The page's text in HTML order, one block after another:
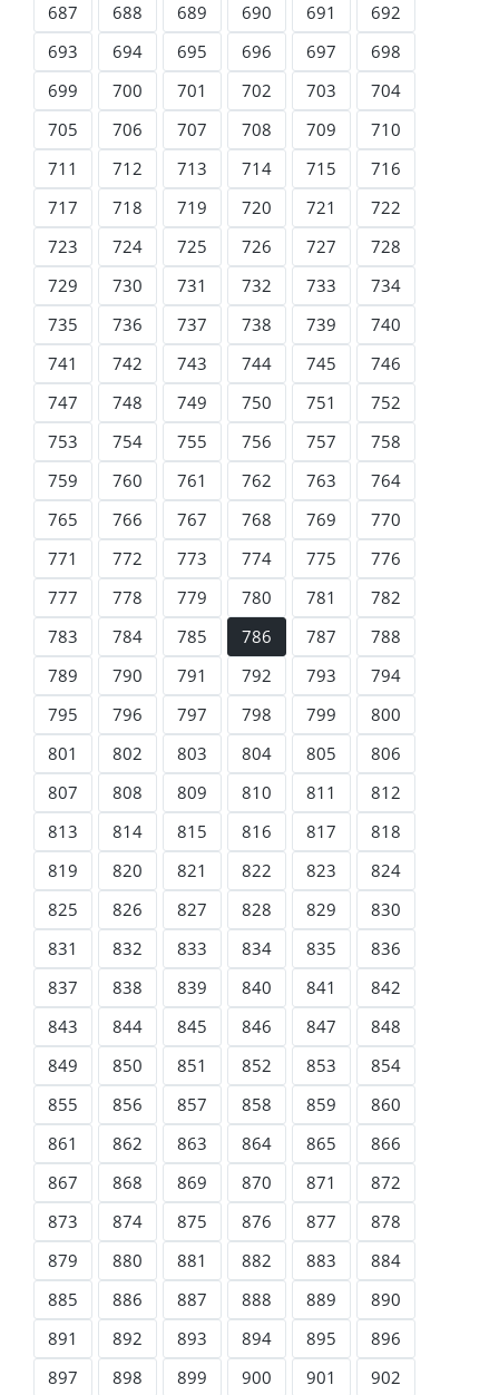
687
688 689 690 691
692
693
694 695 696 697
698
699
700 701 702 703
704
705
706 707 708 709
710
711
712 713 714 715
716
717
718 719 720 721
722
723
724 725 726 727
728
729
730 731 732 733
734
735
736 737 738 739
740
741
742 743 744 745
746
747
748 749 750 751
752
753
754 755 756 757
758
759
760 761 762 763
764
765
766 767 768 769
770
771
772 773 774 775
776
777
778 779 780 781
782
783
784 785 786 787
788
789
790 791 792 793
794
795
796 797 798 799
800
801
802 803 804 805
806
807
808 809 810 811
812
813
814 815 816 817
818
819
820 821 822 823
824
825
826 827 828 829
830
831
832 833 834 835
836
837
838 839 840 841
842
843
844 845 846 847
848
849
850 851 852 853
854
855
856 857 858 859
860
861
862 863 864 865
866
867
868 869 870 871
872
873
874 875 876 877
878
879
880 881 882 883
884
885
886 887 888 889
890
891
892 893 894 895
896
897
898 899 900 901
902